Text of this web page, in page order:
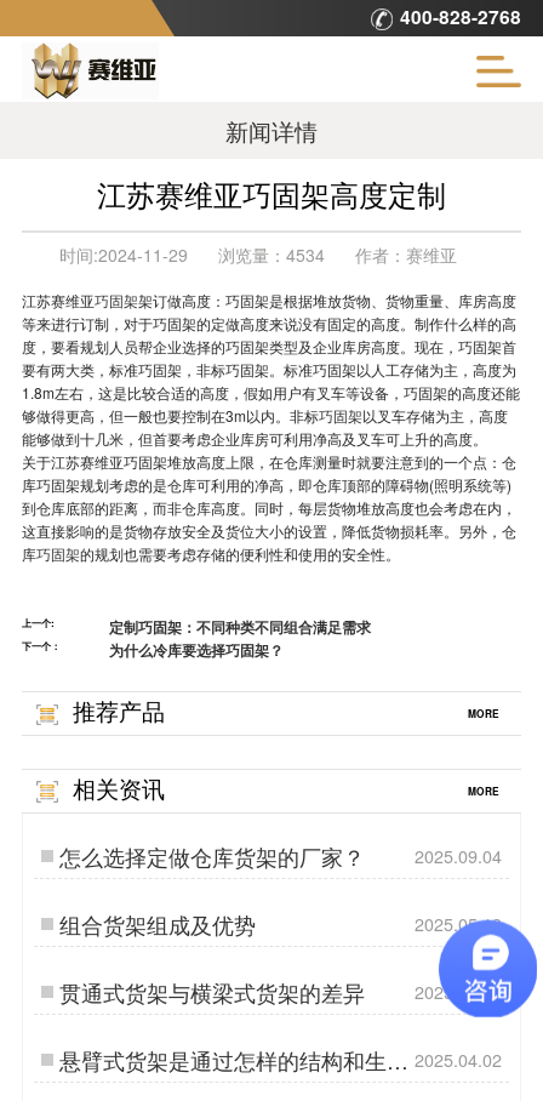
400-828-2768
新闻详情
江苏赛维亚巧固架高度定制
时间:2024-11-29 浏览量： 4534 作者： 赛维亚
江苏赛维亚巧固架架订做高度：巧固架是根据堆放货物、货物重量、库房高度
等来进行订制，对于巧固架的定做高度来说没有固定的高度。制作什么样的高
度，要看规划人员帮企业选择的巧固架类型及企业库房高度。现在，巧固架首
要有两大类，标准巧固架，非标巧固架。标准巧固架以人工存储为主，高度为
1.8m左右，这是比较合适的高度，假如用户有叉车等设备，巧固架的高度还能
够做得更高，但一般也要控制在3m以内。非标巧固架以叉车存储为主，高度
能够做到十几米，但首要考虑企业库房可利用净高及叉车可上升的高度。
关于江苏赛维亚巧固架堆放高度上限，在仓库测量时就要注意到的一个点：仓
库巧固架规划考虑的是仓库可利用的净高，即仓库顶部的障碍物(照明系统等)
到仓库底部的距离，而非仓库高度。同时，每层货物堆放高度也会考虑在内，
这直接影响的是货物存放安全及货位大小的设置，降低货物损耗率。另外，仓
库巧固架的规划也需要考虑存储的便利性和使用的安全性。
上一个: 定制巧固架：不同种类不同组合满足需求
下一个： 为什么冷库要选择巧固架？
推荐产品 MORE
相关资讯 MORE
怎么选择定做仓库货架的厂家？ 2025.09.04
组合货架组成及优势 2025.05.13
贯通式货架与横梁式货架的差异 2025.06.12
悬臂式货架是通过怎样的结构和生产
工艺达到相应承载的？
2025.04.02